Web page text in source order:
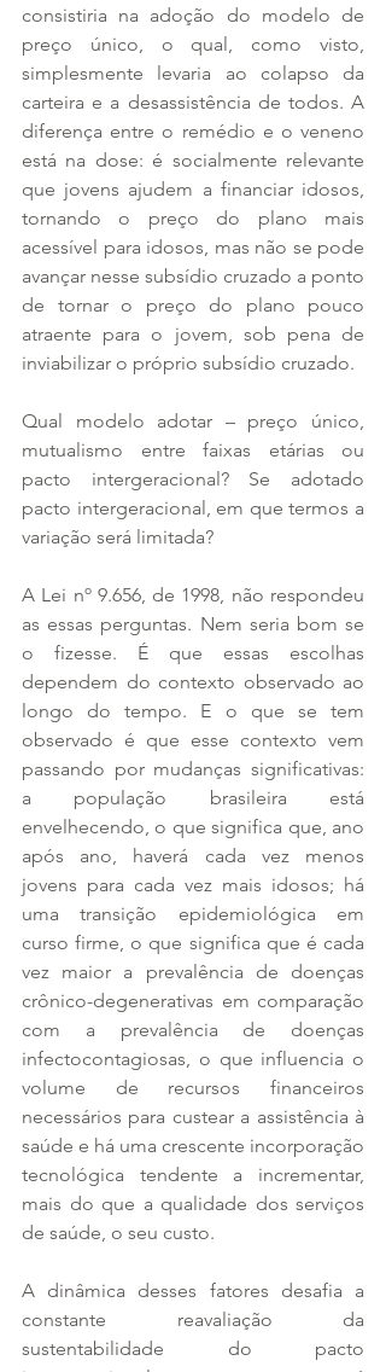
consistiria na adoção do modelo de
preço único, o qual, como visto,
simplesmente levaria ao colapso da
carteira e a desassistência de todos. A
diferença entre o remédio e o veneno
está na dose: é socialmente relevante
que jovens ajudem a financiar idosos,
tornando o preço do plano mais
acessível para idosos, mas não se pode
avançar nesse subsídio cruzado a ponto
de tornar o preço do plano pouco
atraente para o jovem, sob pena de
inviabilizar o próprio subsídio cruzado.
Qual modelo adotar – preço único,
mutualismo entre faixas etárias ou
pacto intergeracional? Se adotado
pacto intergeracional, em que termos a
variação será limitada?
A Lei nº 9.656, de 1998, não respondeu
as essas perguntas. Nem seria bom se
o fizesse. É que essas escolhas
dependem do contexto observado ao
longo do tempo. E o que se tem
observado é que esse contexto vem
passando por mudanças significativas:
a população brasileira está
envelhecendo, o que significa que, ano
após ano, haverá cada vez menos
jovens para cada vez mais idosos; há
uma transição epidemiológica em
curso firme, o que significa que é cada
vez maior a prevalência de doenças
crônico-degenerativas em comparação
com a prevalência de doenças
infectocontagiosas, o que influencia o
volume de recursos financeiros
necessários para custear a assistência à
saúde e há uma crescente incorporação
tecnológica tendente a incrementar,
mais do que a qualidade dos serviços
de saúde, o seu custo.
A dinâmica desses fatores desafia a
constante reavaliação da
sustentabilidade do pacto